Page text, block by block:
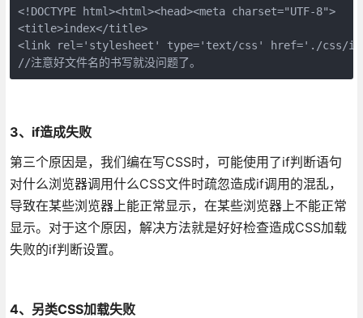
<!DOCTYPE html><html><head><meta charset="UTF-8">
<title>index</title>
<link rel='stylesheet' type='text/css' href='./css/
//注意好文件名的书写就没问题了。
3、if造成失败
第三个原因是，我们编在写CSS时，可能使用了if判断语句
对什么浏览器调用什么CSS文件时疏忽造成if调用的混乱，
导致在某些浏览器上能正常显示，在某些浏览器上不能正常
显示。对于这个原因，解决方法就是好好检查造成CSS加载
失败的if判断设置。
4、另类CSS加载失败